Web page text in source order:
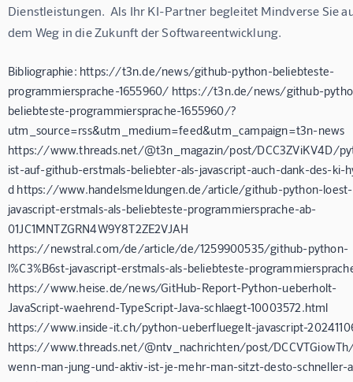
Dienstleistungen.  Als Ihr KI-Partner begleitet Mindverse Sie
dem Weg in die Zukunft der Softwareentwicklung.
Bibliographie: https://t3n.de/news/github-python-beliebteste-
programmiersprache-1655960/ https://t3n.de/news/github-
beliebteste-programmiersprache-1655960/?
utm_source=rss&utm_medium=feed&utm_campaign=t3n-news
https://www.threads.net/@t3n_magazin/post/DCC3ZViKV4D/
ist-auf-github-erstmals-beliebter-als-javascript-auch-dank-des-ki-
d https://www.handelsmeldungen.de/article/github-python-loest-
javascript-erstmals-als-beliebteste-programmiersprache-ab-
01JC1MNTZGRN4W9Y8T2ZE2VJAH
https://newstral.com/de/article/de/1259900535/github-python-
l%C3%B6st-javascript-erstmals-als-beliebteste-
https://www.heise.de/news/GitHub-Report-Python-ueberholt-
JavaScript-waehrend-TypeScript-Java-schlaegt-10003572.html
https://www.inside-it.ch/python-ueberfluegelt-javascript-
https://www.threads.net/@ntv_nachrichten/post/
wenn-man-jung-und-aktiv-ist-je-mehr-man-sitzt-desto-schneller-